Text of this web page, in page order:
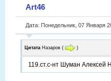
Art46
Дата: Понедельник, 07 Января
Цитата Назаров ( )
119.ст.с-нт Шуман Алексей